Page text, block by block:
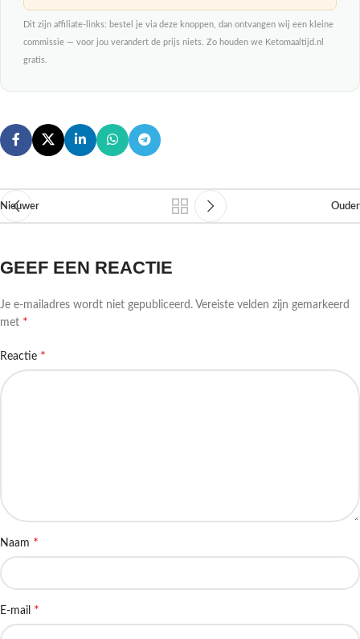
Dit zijn affiliate-links: bestel je via deze knoppen, dan ontvangen wij een kleine
commissie — voor jou verandert de prijs niets. Zo houden we Ketomaaltijd.nl
gratis.
Nieuwer Ouder
GEEF EEN REACTIE
Je e-mailadres wordt niet gepubliceerd. Vereiste velden zijn gemarkeerd
met *
Reactie *
Naam *
E-mail *